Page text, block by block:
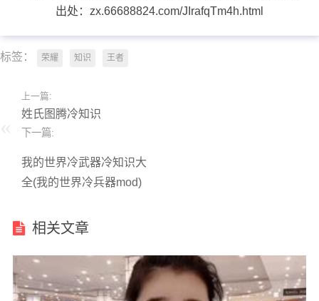
出处：zx.66688824.com/JIrafqTm4h.html
标签： 荣耀 知识 王者
上一篇:
姓氏图腾冷知识
下一篇:
我的世界冷武器冷知识大
全(我的世界冷兵器mod)
相关文章